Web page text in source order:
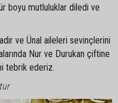
boyu mutluluklar diledi ve
ve Ünal aileleri sevinçlerini
Nur ve Durukan çiftine
tebrik ederiz.